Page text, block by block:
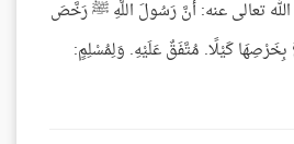
تعالى عنه: أَنَّ رَسُولَ اللَّهِ ﷺ رَخَّصَ
بِخَرْصِهَا كَيْلًا. مُتَّفَقٌ عَلَيْهِ. وَلِمُسْلِمٍ: